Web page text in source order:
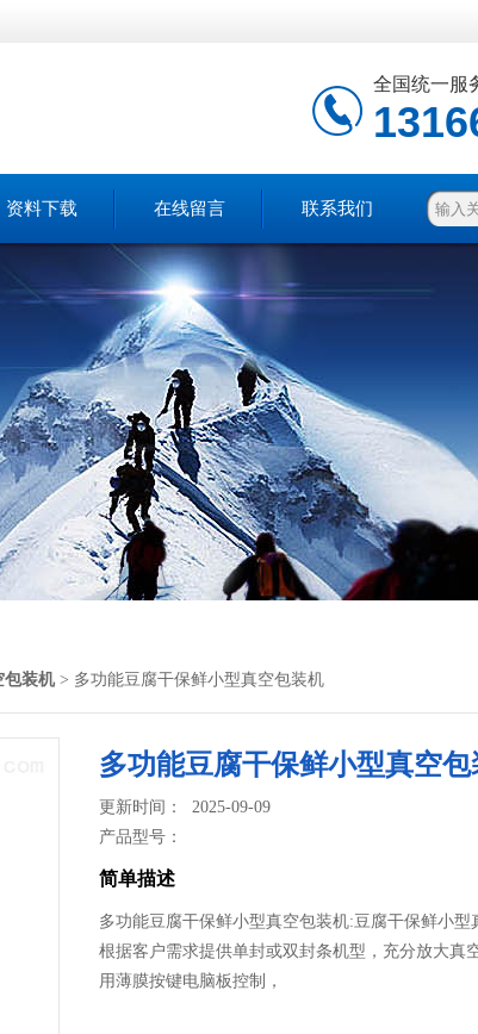
全国统一服
资料下载 在线留言 联系我们
包装机> 多功能豆腐干保鲜小型真空包装机
多功能豆腐干保鲜小型真空包
更新时间： 2025-09-09
产品型号：
简单描述
多功能豆腐干保鲜小型真空包装机:豆腐干保鲜小型
根据客户需求提供单封或双封条机型，充分放大真
用薄膜按键电脑板控制，